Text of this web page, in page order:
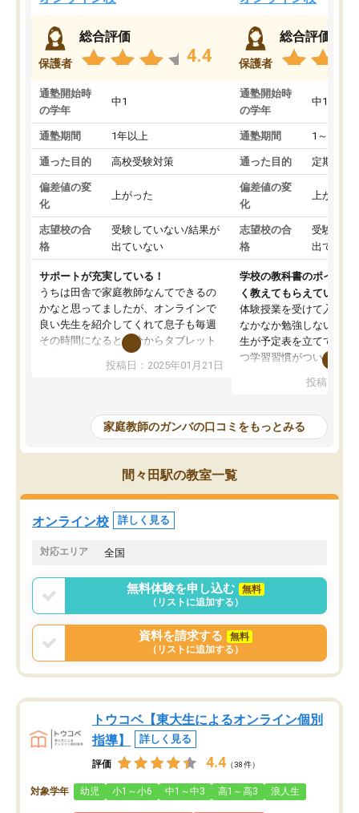
保護者
総合評価
4.4
通塾開始時
の学年
中1
通塾期間 1年以上
通った目的 高校受験対策
偏差値の変
化
上がった
志望校の合
格
受験していない/結果が
出ていない
サポートが充実している！
うちは田舎で家庭教師なんてできるの
かなと思ってましたが、オンラインで
良い先生を紹介してくれて息子も毎週
その時間になると自分からタブレット
を開いてzoomを繋げるようになりまし
た！5科目なんでもOKなのもとても気
めて1年ほどだった今では平均点以上の
科目が増えてきました！あと1年受験ま
であるので無料の週末教室を使用しな
がら頑張って欲しいと思います！
投稿日：2025年01月21日
保護者
総合評価
通塾開始時
の学年
中1
通塾期間 1～3ヵ月
通った目的 定期テス
偏差値の変
化
上がった
志望校の合
格
受験して
出ていな
学校の教科書のポイント
く教えてもらえている
体験授業を受けて入塾し
なかなか勉強しない息子
生が予定表を立ててくれ
つ学習習慣がついてきま
指導が無い日も予定表
問できるのでとても助か
投稿日：
家庭教師のガンバの口コミをもっとみる
間々田駅の教室一覧
オンライン校 詳しく見る
対応エリア 全国
無料体験を申し込む
無料
（リストに追加する）
資料を請求する
無料
（リストに追加する）
トウコベ【東大生によるオンライン個別
指導】
詳しく見る
評価 4.4 （38件）
対象学年 幼児 小1～小6 中1～中3 高1～高3 浪人生